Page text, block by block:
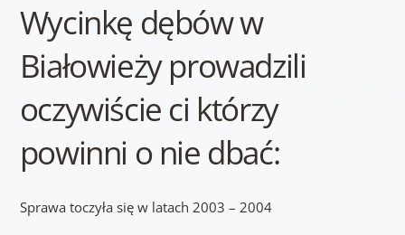
Wycinkę dębów w
Białowieży prowadzili
oczywiście ci którzy
powinni o nie dbać:
Sprawa toczyła się w latach 2003 – 2004